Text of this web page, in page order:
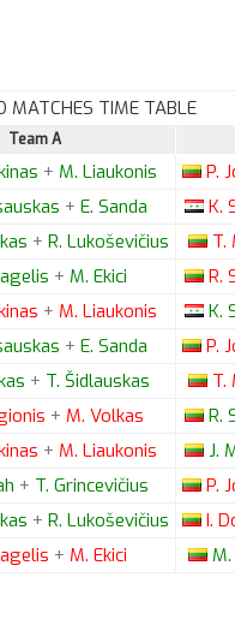
MATCHES TIME TABLE
Team A
+ M. Liaukonis P.
+ E. Sanda K.
+ R. Lukoševičius T.
+ M. Ekici R.
+ M. Liaukonis K.
+ E. Sanda P.
+ T. Šidlauskas T.
+ M. Volkas R.
+ M. Liaukonis J.
+ T. Grincevičius P.
+ R. Lukoševičius I.
+ M. Ekici M.